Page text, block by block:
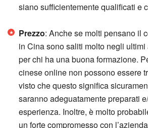
siano sufficientemente qualificati e
Prezzo: Anche se molti pensano il
in Cina sono saliti molto negli
per chi ha una buona formazione.
cinese online non possono essere
visto che questo significa
saranno adeguatamente preparati
esperienza. Inoltre, è molto
un forte compromesso con